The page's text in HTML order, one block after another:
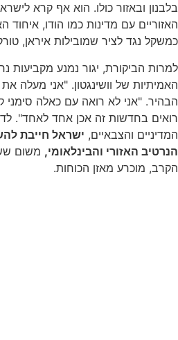
בלבנון ובאזור כולו. הוא אף קרא
האזוריים עם מדינות כמו הודו, איחוד
כמשקל נגד לציר שמובילות איראן,
למרות הביקורת, יגור נמנע מקביעות
האמיתיות של וושינגטון. "אני מעלה
הבהיר. "אני לא רואה עם כאלה
רואים בחדשות זה אכן אחד לאחד".
המדיניים והצבאיים, ישראל חייבת
הנרטיב האזורי והבינלאומי, משום
הקרב, מוכרע מאזן הכוחות.